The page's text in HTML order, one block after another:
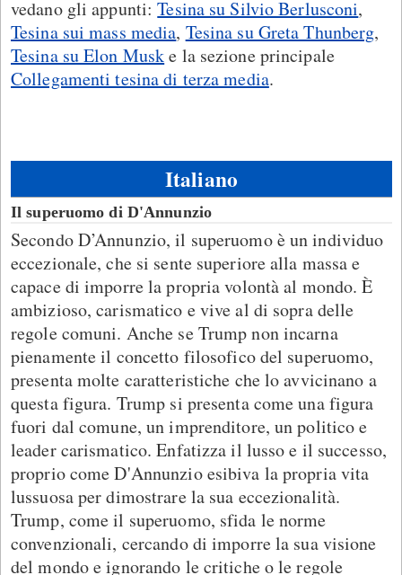
vedano gli appunti:Tesina su Silvio Berlusconi,
Tesina sui mass media, Tesina su Greta Thunberg,
Tesina su Elon Muske la sezione principale
Collegamenti tesina di terza media.
Italiano
Il superuomo di D'Annunzio
Secondo D’Annunzio, il superuomo è un individuo
eccezionale, che si sente superiore alla massa e
capace di imporre la propria volontà al mondo. È
ambizioso, carismatico e vive al di sopra delle
regole comuni. Anche se Trump non incarna
pienamente il concetto filosofico del superuomo,
presenta molte caratteristiche che lo avvicinano a
questa figura. Trump si presenta come una figura
fuori dal comune, un imprenditore, un politico e
leader carismatico. Enfatizza il lusso e il successo,
proprio come D'Annunzio esibiva la propria vita
lussuosa per dimostrare la sua eccezionalità.
Trump, come il superuomo, sfida le norme
convenzionali, cercando di imporre la sua visione
del mondo e ignorando le critiche o le regole